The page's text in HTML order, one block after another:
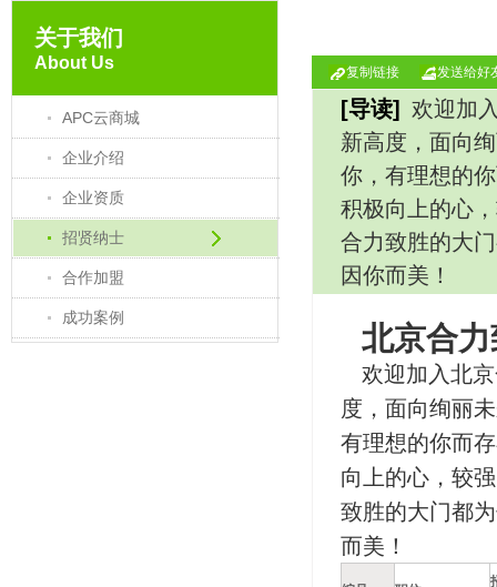
关于我们
About Us
APC云商城
企业介绍
企业资质
招贤纳士
合作加盟
成功案例
复制链接 发送给好
[导读] 欢迎加
新高度，面向
你，有理想的
积极向上的心
合力致胜的大
因你而美！
北京合
欢迎加入北
度，面向绚丽
有理想的你而
向上的心，较
致胜的大门都
而美！